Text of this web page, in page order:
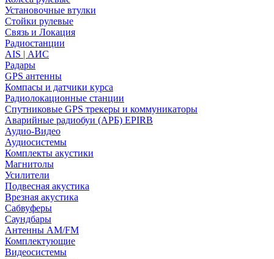
Установочные втулки
Стойки рулевые
Связь и Локация
Радиостанции
AIS | АИС
Радары
GPS антенны
Компасы и датчики курса
Радиолокационные станции
Спутниковые GPS трекеры и коммуникаторы
Аварийные радиобуи (АРБ) EPIRB
Аудио-Видео
Аудиосистемы
Комплекты акустики
Магнитолы
Усилители
Подвесная акустика
Врезная акустика
Сабвуферы
Саундбары
Антенны AM/FM
Комплектующие
Видеосистемы